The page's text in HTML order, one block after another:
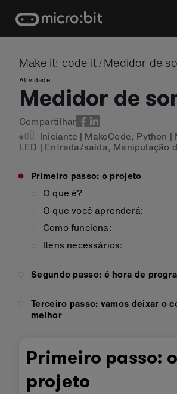
content
Make it: code it / Medidor de
Atividade
Medidor de
Compartilhar
Iniciante | MakeCode, Python |
LED | Entrada/saída, Manipulação
Primeiro passo: o projeto
O que é?
O que você aprenderá:
Como funciona:
Itens necessários:
Segundo passo: é hora de
Terceiro passo: vamos deixar o
melhor
Primeiro passo: o
projeto